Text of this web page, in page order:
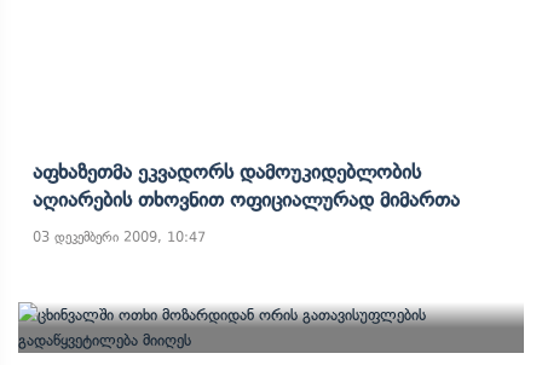
Აფხაზეთმა Ეკვადორს Დამოუკიდებლობის
Აღიარების Თხოვნით Ოფიციალურად Მიმართა
03 დეკემბერი 2009, 10:47